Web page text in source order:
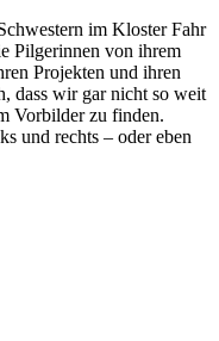
im Kloster Fahr
Pilgerinnen von ihrem
Projekten und ihren
dass wir gar nicht so weit
Vorbilder zu finden.
und rechts – oder eben